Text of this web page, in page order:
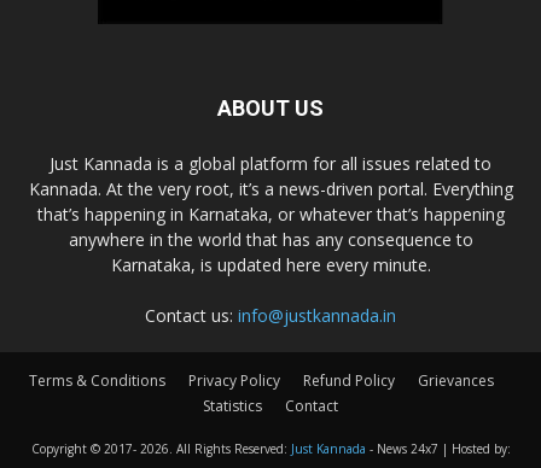
ABOUT US
Just Kannada is a global platform for all issues related to
Kannada. At the very root, it’s a news-driven portal. Everything
that’s happening in Karnataka, or whatever that’s happening
anywhere in the world that has any consequence to
Karnataka, is updated here every minute.
Contact us: info@justkannada.in
Terms & Conditions Privacy Policy Refund Policy
Grievances
Statistics
Contact
Copyright © 2017- 2026. All Rights Reserved: Just Kannada - News 24x7 | Hosted by: